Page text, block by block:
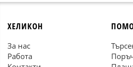
ХЕЛИКОН
За нас
Работа